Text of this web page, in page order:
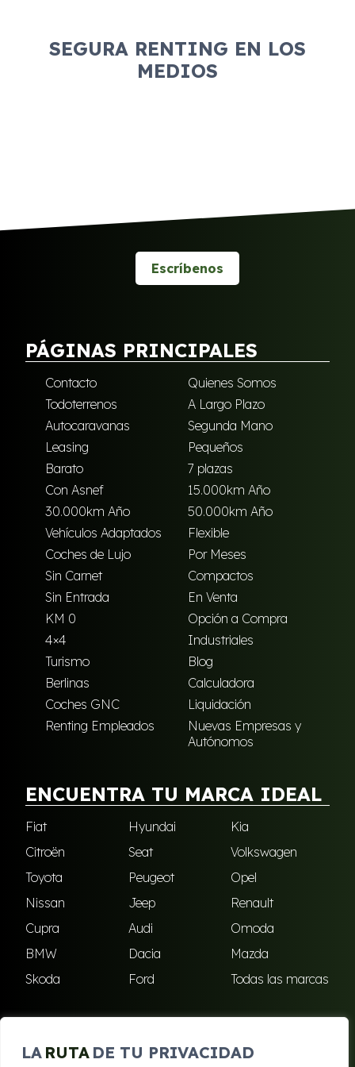
LA RUTA DE TU PRIVACIDAD
SEGURA RENTING EN LOS
MEDIOS
Escríbenos
PÁGINAS PRINCIPALES
Contacto
Quienes Somos
Todoterrenos
A Largo Plazo
Autocaravanas
Segunda Mano
Leasing
Pequeños
Barato
7 plazas
Con Asnef
15.000km Año
30.000km Año
50.000km Año
Vehículos Adaptados
Flexible
Coches de Lujo
Por Meses
Sin Carnet
Compactos
Sin Entrada
En Venta
KM 0
Opción a Compra
4×4
Industriales
Turismo
Blog
Berlinas
Calculadora
Coches GNC
Liquidación
Renting Empleados
Nuevas Empresas y
Autónomos
ENCUENTRA TU MARCA IDEAL
Fiat Hyundai
Kia
Citroën
Seat
Volkswagen
Toyota
Peugeot
Opel
Nissan
Jeep
Renault
Cupra
Audi
Omoda
BMW
Dacia
Mazda
Skoda
Ford Todas las marcas
ENCUÉNTRANOS